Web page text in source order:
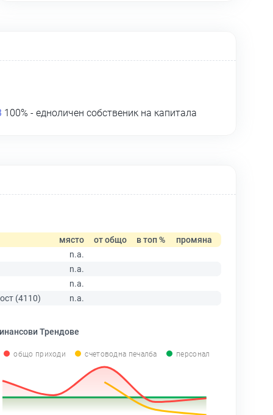
100% - едноличен собственик на капитала
място от общо в топ %
промяна
n.a.
n.a.
n.a.
(4110)
n.a.
Трендове
общо приходи счетоводна печалба персонал